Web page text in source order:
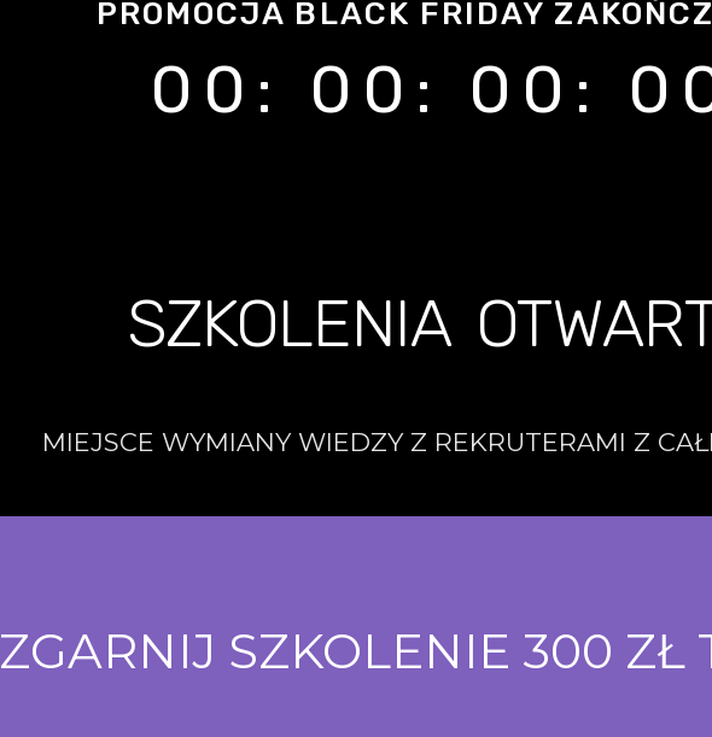
PROMOCJA BLACK FRIDAY
00 : 00 : 00 :
SZKOLENIA
MIEJSCE WYMIANY WIEDZY Z REKRUTERAMI Z
ZGARNIJ SZKOLENIE 300 ZŁ